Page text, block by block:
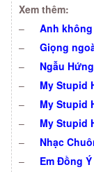
Xem thêm:
–
Anh
–
Giọng
–
Ngẫu
–
My Stupid
–
My Stupid
–
My Stupid
–
Nhạc
–
Em Đồng